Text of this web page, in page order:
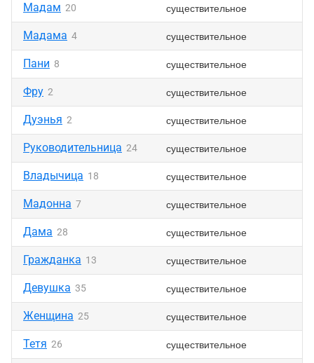
Мадам 20 существительное
Мадама 4 существительное
Пани 8 существительное
Фру 2 существительное
Дуэнья 2 существительное
Руководительница 24 существительное
Владычица 18 существительное
Мадонна 7 существительное
Дама 28 существительное
Гражданка 13 существительное
Девушка 35 существительное
Женщина 25 существительное
Тетя 26 существительное